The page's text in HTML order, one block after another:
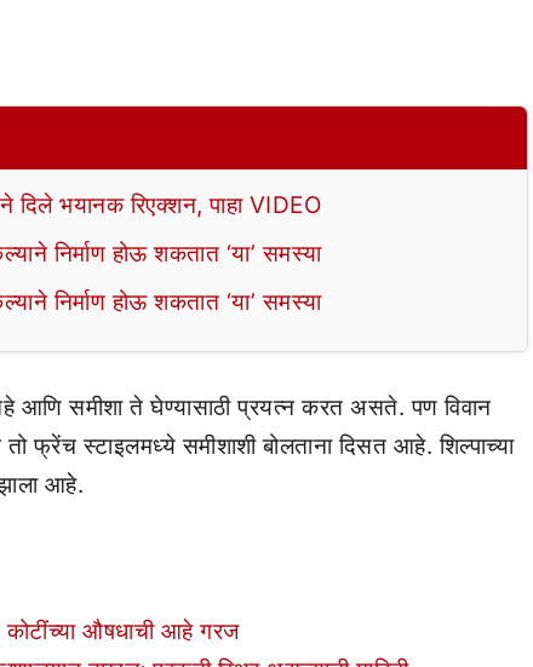
भयानक रिएक्शन, पाहा VIDEO
निर्माण होऊ शकतात ‘या’ समस्या
निर्माण होऊ शकतात ‘या’ समस्या
आणि समीशा ते घेण्यासाठी प्रयत्न करत असते. पण विवान
तो फ्रेंच स्टाइलमध्ये समीशाशी बोलताना दिसत आहे. शिल्पाच्या
आहे.
कोटींच्या औषधाची आहे गरज